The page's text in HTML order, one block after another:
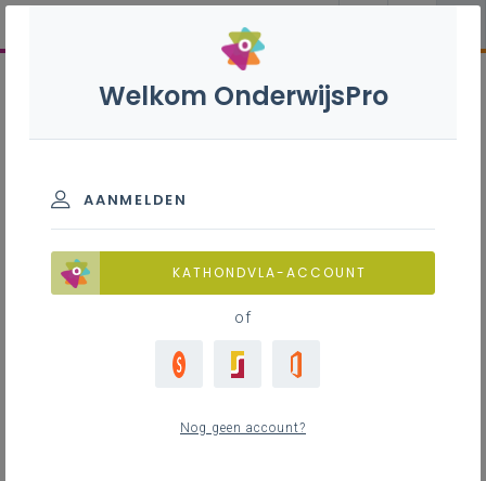
Welkom OnderwijsPro
AANMELDEN
KATHONDVLA-ACCOUNT
of
Nog geen account?